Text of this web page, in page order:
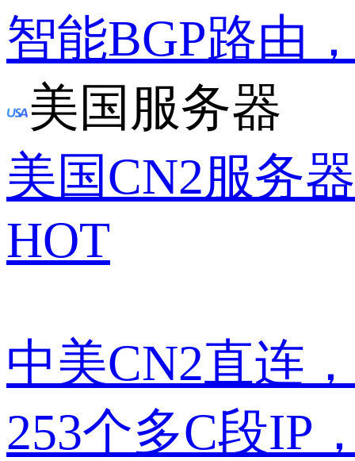
智能BGP路由
美国服务器
美国CN2服务器
HOT
中美CN2直连
253个多C段IP